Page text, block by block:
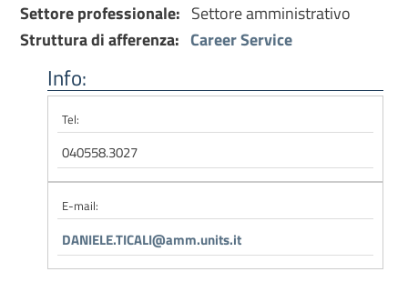
Settore professionale: Settore amministrativo
Struttura di afferenza:Career Service
Info:
Tel:
040558.3027
E-mail:
DANIELE.TICALI@amm.units.it